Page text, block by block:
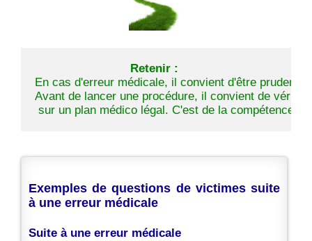
Retenir :
En cas d'erreur médicale, il convient d'être prudent.
Avant de lancer une procédure, il convient de
sur un plan médico légal. C'est de la compétence
Exemples de questions de victimes suite
à une erreur médicale
Suite à une erreur médicale